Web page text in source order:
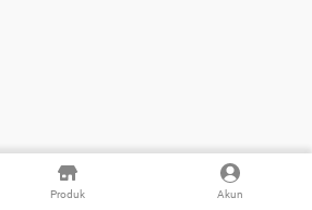
Produk Akun